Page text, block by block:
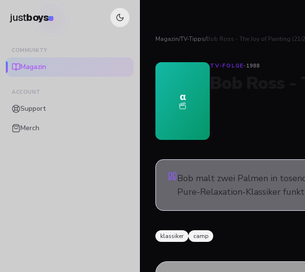
justboys
COMMUNITY
Magazin
ACCOUNT
Support
Merch
Magazin/TV-Tipps/Bob Ross - The Joy of Painting (21/
α
TV-FOLGE· 1988
Bob malt zwei Palmen in
Pure-Relaxation-Klassiker
klassiker camp